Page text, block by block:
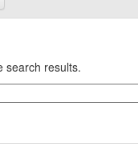
search results.